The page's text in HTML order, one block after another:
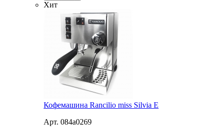
Хит
Кофемашина Rancilio miss Silvia E
Арт. 084a0269